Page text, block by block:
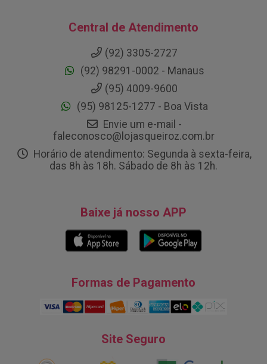
Central de Atendimento
(92) 3305-2727
(92) 98291-0002 - Manaus
(95) 4009-9600
(95) 98125-1277 - Boa Vista
Envie um e-mail -
faleconosco@lojasqueiroz.com.br
Horário de atendimento: Segunda à sexta-feira,
das 8h às 18h. Sábado de 8h às 12h.
Baixe já nosso APP
Formas de Pagamento
Site Seguro